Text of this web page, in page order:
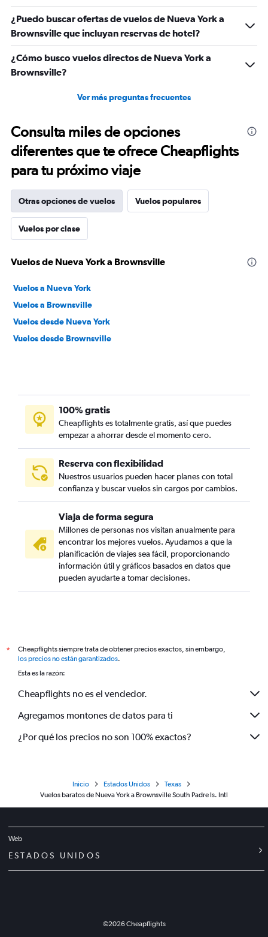
¿Puedo buscar ofertas de vuelos de Nueva York a
Brownsville que incluyan reservas de hotel?
¿Cómo busco vuelos directos de Nueva York a
Brownsville?
Ver más preguntas frecuentes
Consulta miles de opciones
diferentes que te ofrece Cheapflights
para tu próximo viaje
Otras opciones de vuelos Vuelos populares
Vuelos por clase
Vuelos de Nueva York a Brownsville
Vuelos a Nueva York
Vuelos a Brownsville
Vuelos desde Nueva York
Vuelos desde Brownsville
100% gratis
Cheapflights es totalmente gratis, así que puedes
empezar a ahorrar desde el momento cero.
Reserva con flexibilidad
Nuestros usuarios pueden hacer planes con total
confianza y buscar vuelos sin cargos por cambios.
Viaja de forma segura
Millones de personas nos visitan anualmente para
encontrar los mejores vuelos. Ayudamos a que la
planificación de viajes sea fácil, proporcionando
información útil y gráficos basados en datos que
pueden ayudarte a tomar decisiones.
*
Cheapflights siempre trata de obtener precios exactos, sin embargo,
los precios no están garantizados.
Esta es la razón:
Cheapflights no es el vendedor.
Agregamos montones de datos para ti
¿Por qué los precios no son 100% exactos?
Inicio Estados Unidos
Texas
Vuelos baratos de Nueva York a Brownsville South Padre Is. Intl
Web
ESTADOS UNIDOS
©2026Cheapflights